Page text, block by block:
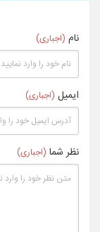
نام (اجباری)
ایمیل (اجباری)
نظر شما (اجباری)